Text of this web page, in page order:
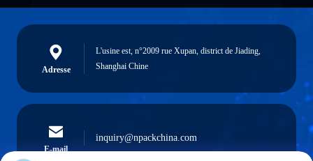
Adresse
L'usine est, n°2009 rue Xupan, district de Jiading,
Shanghai Chine
E-mail
inquiry@npackchina.com